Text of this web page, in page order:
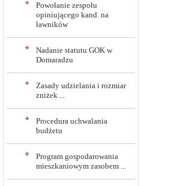
Powołanie zespołu
opiniującego kand. na
ławników
Nadanie statutu GOK w
Domaradzu
Zasady udzielania i rozmiar
zniżek ...
Procedura uchwalania
budżetu
Program gospodarowania
mieszkaniowym zasobem ...